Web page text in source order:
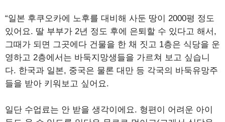
“일본 후쿠오카에 노후를 대비해 사둔 땅이 2000평 정도
있어요. 딸 부부가 2년 정도 후에 은퇴할 수 있다고 해서,
그때가 되면 그곳에다 건물을 한 채 짓고 1층은 식당을 운
영하고 2층에서는 바둑지망생들을 가르쳐 보고 싶습니
다. 한국과 일본, 중국은 물론 대만 등 각국의 바둑유망주
들을 받아 키워보고 싶어요.
일단 수업료는 안 받을 생각이에요. 형편이 어려운 아이